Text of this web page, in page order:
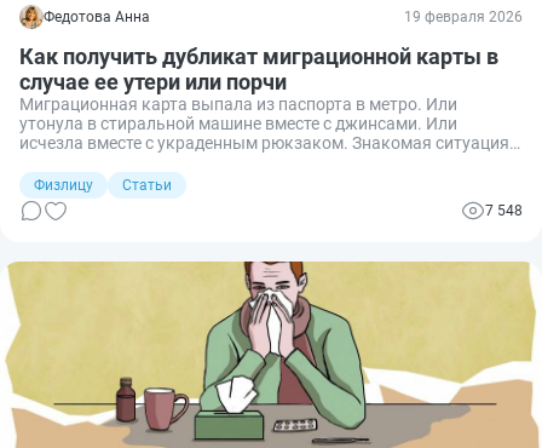
Федотова Анна 19 февраля 2026
Как получить дубликат миграционной карты в
случае ее утери или порчи
Миграционная карта выпала из паспорта в метро. Или
утонула в стиральной машине вместе с джинсами. Или
исчезла вместе с украденным рюкзаком. Знакомая ситуация?
превращается в «призрака» для российской бюрократии — не
поставить на учет, не выписать патент, не заселить в
гостиницу. Сегодня расскажу, как быстро восстановить
штраф или выдворение.
Физлицу
Статьи
7 548